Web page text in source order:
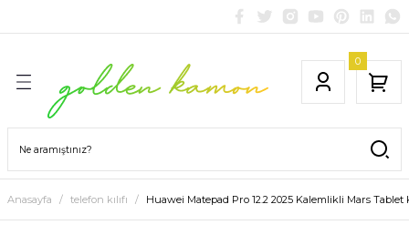
0
Anasayfa telefon kılıfı Huawei Matepad Pro 12.2 2025 Kalemlikli Mars Tablet